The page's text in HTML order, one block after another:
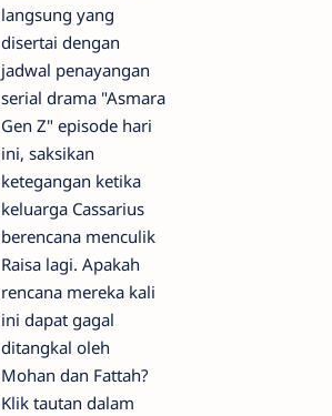
langsung yang
disertai dengan
jadwal penayangan
serial drama "Asmara
Gen Z" episode hari
ini, saksikan
ketegangan ketika
keluarga Cassarius
berencana menculik
Raisa lagi. Apakah
rencana mereka kali
ini dapat gagal
ditangkal oleh
Mohan dan Fattah?
Klik tautan dalam